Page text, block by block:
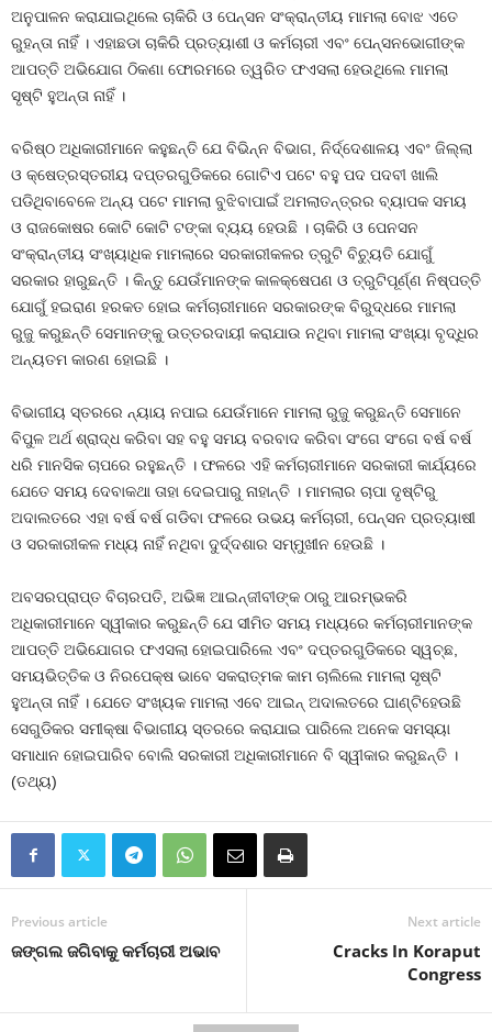
ଅନୁପାଳନ କରାଯାଇଥିଲେ ଚାକିରି ଓ ପେନ୍‍ସନ ସଂକ୍ରାନ୍ତୀୟ ମାମଲା ବୋଝ ଏତେ
ରୁହନ୍ତା ନାହିଁ । ଏହାଛଡା ଚାକିରି ପ୍ରତ୍ୟାଶୀ ଓ କର୍ମଚାରୀ ଏବଂ ପେନ୍‍ସନଭୋଗୀଙ୍କ
ଆପତ୍ତି ଅଭିଯୋଗ ଠିକଣା ଫୋରମରେ ତ୍ୱରିତ ଫଏସଲା ହେଉଥିଲେ ମାମଲା
ସୃଷ୍ଟି ହୁଅନ୍ତା ନାହିଁ ।
ବରିଷ୍ଠ ଅଧିକାରୀମାନେ କହୁଛନ୍ତି ଯେ ବିଭିନ୍ନ ବିଭାଗ, ନିର୍ଦ୍ଦେଶାଳୟ ଏବଂ ଜିଲ୍ଲା
ଓ କ୍ଷେତ୍ରସ୍ତରୀୟ ଦପ୍ତରଗୁଡିକରେ ଗୋଟିଏ ପଟେ ବହୁ ପଦ ପଦବୀ ଖାଲି
ପଡିଥିବାବେଳେ ଅନ୍ୟ ପଟେ ମାମଲା ବୁଝିବାପାଇଁ ଅମଲାତନ୍ତ୍ରର ବ୍ୟାପକ ସମୟ
ଓ ରାଜକୋଷର କୋଟି କୋଟି ଟଙ୍କା ବ୍ୟୟ ହେଉଛି । ଚାକିରି ଓ ପେନସନ
ସଂକ୍ରାନ୍ତୀୟ ସଂଖ୍ୟାଧିକ ମାମଲାରେ ସରକାରୀକଳର ତ୍ରୁଟି ବିଚ୍ୟୁତି ଯୋଗୁଁ
ସରକାର ହାରୁଛନ୍ତି । କିନ୍ତୁ ଯେଉଁମାନଙ୍କ କାଳକ୍ଷେପଣ ଓ ତ୍ରୁଟିପୂର୍ଣ୍ଣ ନିଷ୍ପତ୍ତି
ଯୋଗୁଁ ହଇରାଣ ହରକତ ହୋଇ କର୍ମଚାରୀମାନେ ସରକାରଙ୍କ ବିରୁଦ୍ଧରେ ମାମଲା
ରୁଜୁ କରୁଛନ୍ତି ସେମାନଙ୍କୁ ଉତ୍ତରଦାୟୀ କରାଯାଉ ନଥିବା ମାମଲା ସଂଖ୍ୟା ବୃଦ୍ଧିର
ଅନ୍ୟତମ କାରଣ ହୋଇଛି ।
ବିଭାଗୀୟ ସ୍ତରରେ ନ୍ୟାୟ ନପାଇ ଯେଉଁମାନେ ମାମଲା ରୁଜୁ କରୁଛନ୍ତି ସେମାନେ
ବିପୁଳ ଅର୍ଥ ଶ୍ରାଦ୍ଧ କରିବା ସହ ବହୁ ସମୟ ବରବାଦ କରିବା ସଂଗେ ସଂଗେ ବର୍ଷ ବର୍ଷ
ଧରି ମାନସିକ ଚାପରେ ରହୁଛନ୍ତି । ଫଳରେ ଏହି କର୍ମଚାରୀମାନେ ସରକାରୀ କାର୍ଯ୍ୟରେ
ଯେତେ ସମୟ ଦେବାକଥା ତାହା ଦେଇପାରୁ ନାହାନ୍ତି । ମାମଲାର ଚାପା ଦୃଷ୍ଟିରୁ
ଅଦାଲତରେ ଏହା ବର୍ଷ ବର୍ଷ ଗଡିବା ଫଳରେ ଉଭୟ କର୍ମଚାରୀ, ପେନ୍‍ସନ ପ୍ରତ୍ୟାଷୀ
ଓ ସରକାରୀକଳ ମଧ୍ୟ ନାହିଁ ନଥିବା ଦୁର୍ଦ୍ଦଶାର ସମ୍ମୁଖୀନ ହେଉଛି ।
ଅବସରପ୍ରାପ୍ତ ବିଚାରପତି, ଅଭିଜ୍ଞ ଆଇନ୍‍ଜୀବୀଙ୍କ ଠାରୁ ଆରମ୍ଭକରି
ଅଧିକାରୀମାନେ ସ୍ୱୀକାର କରୁଛନ୍ତି ଯେ ସୀମିତ ସମୟ ମଧ୍ୟରେ କର୍ମଚାରୀମାନଙ୍କ
ଆପତ୍ତି ଅଭିଯୋଗର ଫଏସଲା ହୋଇପାରିଲେ ଏବଂ ଦପ୍ତରଗୁଡିକରେ ସ୍ୱଚ୍ଛ,
ସମୟଭିତ୍ତିକ ଓ ନିରପେକ୍ଷ ଭାବେ ସକରାତ୍ମକ କାମ ଚାଲିଲେ ମାମଲା ସୃଷ୍ଟି
ହୁଅନ୍ତା ନାହିଁ । ଯେତେ ସଂଖ୍ୟକ ମାମଲା ଏବେ ଆଇନ୍‍ ଅଦାଲତରେ ଘାଣ୍ଟିହେଉଛି
ସେଗୁଡିକର ସମୀକ୍ଷା ବିଭାଗୀୟ ସ୍ତରରେ କରାଯାଇ ପାରିଲେ ଅନେକ ସମସ୍ୟା
ସମାଧାନ ହୋଇପାରିବ ବୋଲି ସରକାରୀ ଅଧିକାରୀମାନେ ବି ସ୍ୱୀକାର କରୁଛନ୍ତି ।
(ତଥ୍ୟ)
Previous article
ଜଙ୍ଗଲ ଜଗିବାକୁ କର୍ମଚାରୀ ଅଭାବ
Next article
Cracks In Koraput
Congress